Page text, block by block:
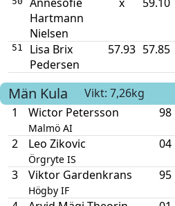
Hartmann
Nielsen
51
Lisa Brix
Pedersen
57.93 57.85
Män Kula Vikt: 7,26kg
1
Wictor Petersson
Malmö AI
98
2 Leo Zikovic
Örgryte IS
04
3 Viktor Gardenkrans
Högby IF
95